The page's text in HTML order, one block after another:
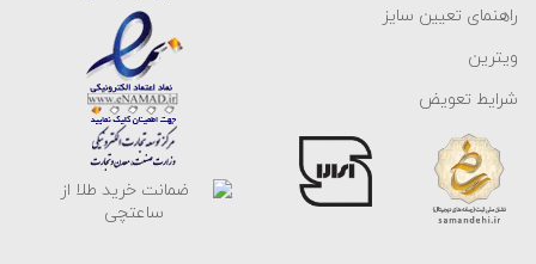
راهنمای تعیین سایز
ویترین
شرایط تعویض